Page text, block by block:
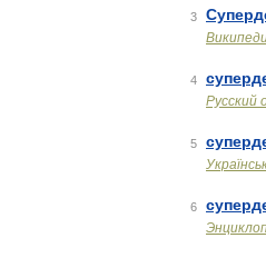
3
4
Русский
5
6